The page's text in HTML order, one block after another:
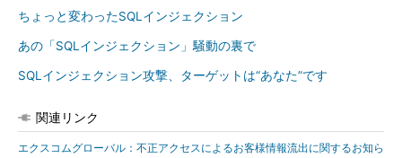
ちょっと変わったSQLインジェクション
あの「SQLインジェクション」騒動の裏で
SQLインジェクション攻撃、ターゲットは“あなた”です
関連リンク
エクスコムグローバル：不正アクセスによるお客様情報流出に関するお知ら